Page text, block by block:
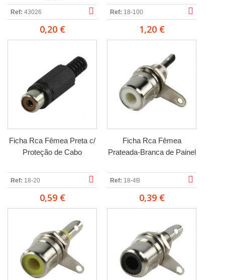
Ref: 43026
0,20 €
Ref: 18-100
1,20 €
Ficha Rca Fêmea Preta c/
Proteção de Cabo
Ref: 18-20
0,59 €
Ficha Rca Fêmea
Prateada-Branca de Painel
Ref: 18-4B
0,39 €